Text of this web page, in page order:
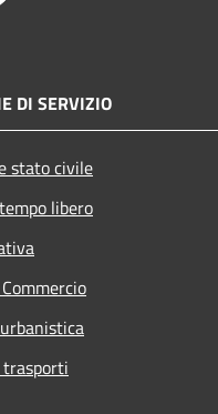
DI SERVIZIO
stato civile
libero